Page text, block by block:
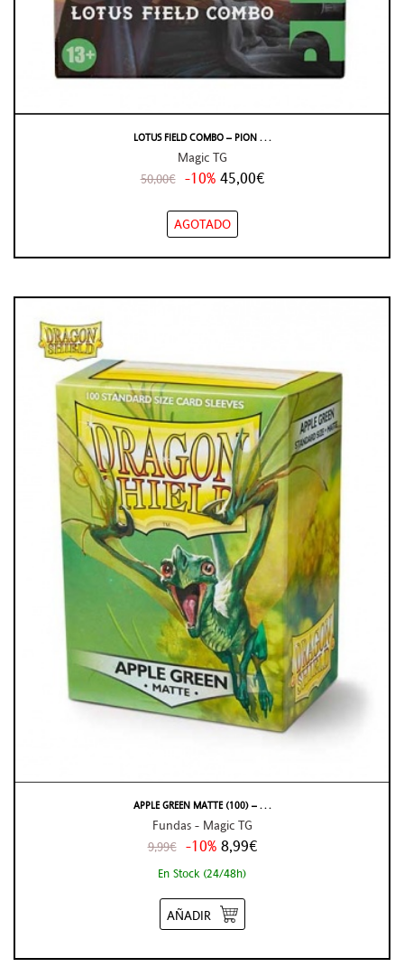
LOTUS FIELD COMBO – PION . . .
Magic TG
50,00€ -10% 45,00€
AGOTADO
APPLE GREEN MATTE (100) – . . .
Fundas - Magic TG
9,99€ -10% 8,99€
En Stock (24/48h)
AÑADIR